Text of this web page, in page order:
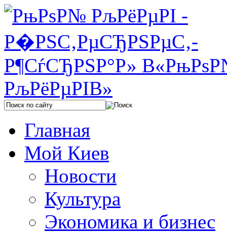
Главная
Мой Киев
Новости
Культура
Экономика и бизнес